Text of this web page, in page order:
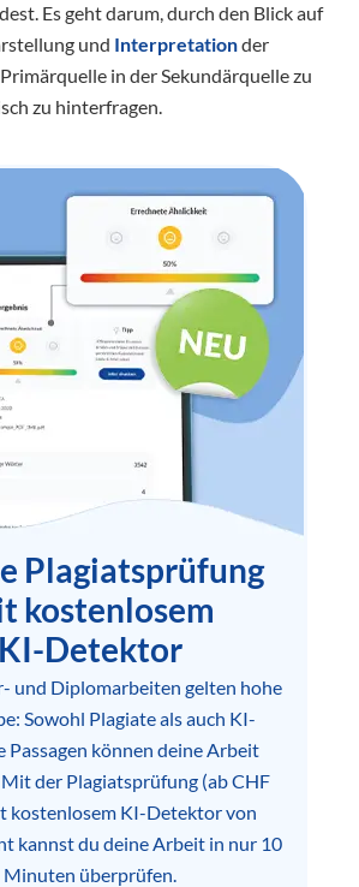
Es geht darum, durch den Blick auf
und Interpretationder
in der Sekundärquelle zu
zu hinterfragen.
Plagiatsprüfung
kostenlosem
KI-Detektor
und Diplomarbeiten gelten hohe
Sowohl Plagiate als auch KI-
Passagen können deine Arbeit
der Plagiatsprüfung (ab CHF
kostenlosem KI-Detektor von
kannst du deine Arbeit in nur 10
Minuten überprüfen.